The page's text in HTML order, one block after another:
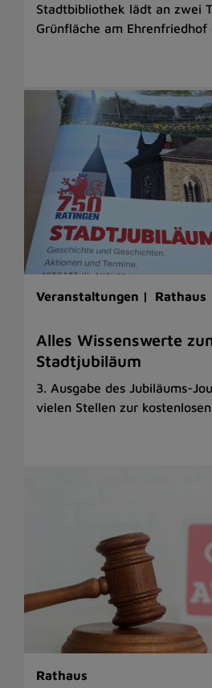
Stadtbibliothek lädt an zwei
Grünfläche am Ehrenfriedhof
Veranstaltungen | Rathaus
Alles Wissenswerte
Stadtjubiläum
3. Ausgabe des Jubiläums-
vielen Stellen zur
Rathaus